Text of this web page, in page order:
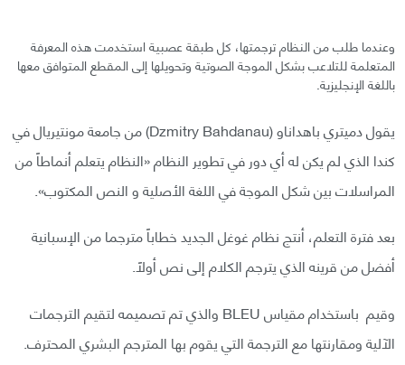
وعندما طلب من النظام ترجمتها، كل طبقة عصبية استخدمت هذه المعرفة
المتعلمة للتلاعب بشكل الموجة الصوتية وتحويلها إلى المقطع المتوافق معها
باللغة الإنجليزية.
يقول دميتري باهداناو (Dzmitry Bahdanau) من جامعة مونتيريال في
كندا الذي لم يكن له أي دور في تطوير النظام «النظام يتعلم أنماطاً من
المراسلات بين شكل الموجة في اللغة الأصلية و النص المكتوب».
بعد فترة التعلم، أنتج نظام غوغل الجديد خطاباً مترجما من الإسبانية
أفضل من قرينه الذي يترجم الكلام إلى نص أولاً.
وقيم باستخدام مقياس BLEU والذي تم تصميمه لتقيم الترجمات
الآلية ومقارنتها مع الترجمة التي يقوم بها المترجم البشري المحترف.